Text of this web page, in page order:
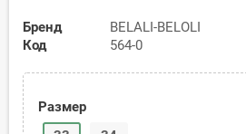
Бренд
BELALI-BELOLI
Код
564-0
Размер